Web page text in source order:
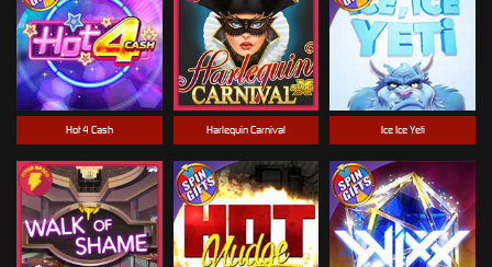
Hot 4 Cash Harlequin Carnival Ice Ice Yeti